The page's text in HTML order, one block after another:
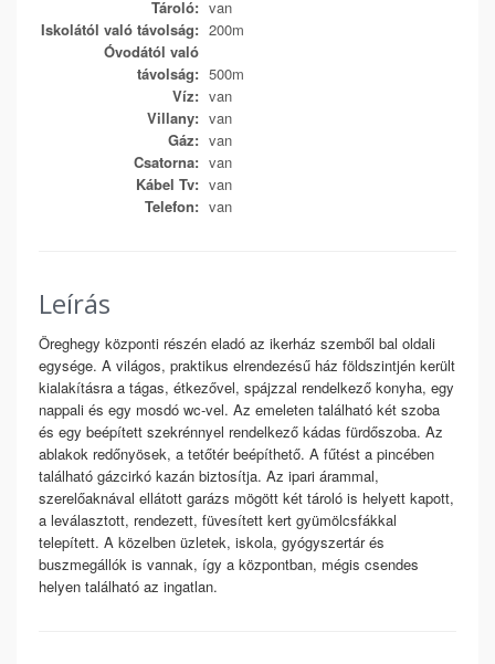
Tároló: van
Iskolától való távolság: 200m
Óvodától való
távolság: 500m
Víz: van
Villany: van
Gáz: van
Csatorna: van
Kábel Tv: van
Telefon: van
Leírás
Öreghegy központi részén eladó az ikerház szemből bal oldali
egysége. A világos, praktikus elrendezésű ház földszintjén került
kialakításra a tágas, étkezővel, spájzzal rendelkező konyha, egy
nappali és egy mosdó wc-vel. Az emeleten található két szoba
és egy beépített szekrénnyel rendelkező kádas fürdőszoba. Az
ablakok redőnyösek, a tetőtér beépíthető. A fűtést a pincében
található gázcirkó kazán biztosítja. Az ipari árammal,
szerelőaknával ellátott garázs mögött két tároló is helyett kapott,
a leválasztott, rendezett, füvesített kert gyümölcsfákkal
telepített. A közelben üzletek, iskola, gyógyszertár és
buszmegállók is vannak, így a központban, mégis csendes
helyen található az ingatlan.